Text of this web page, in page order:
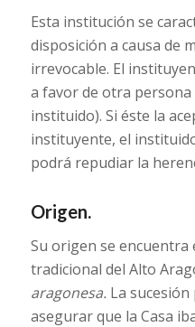
Esta institución se
disposición a causa de
irrevocable. El
a favor de otra
instituido). Si éste la
instituyente, el
podrá repudiar la
Origen.
Su origen se encuentra
tradicional del Alto
aragonesa.La sucesión
asegurar que la Casa